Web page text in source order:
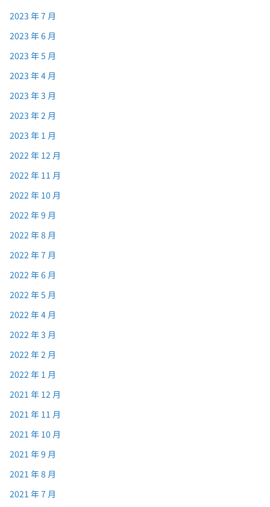
2023 年 7 月
2023 年 6 月
2023 年 5 月
2023 年 4 月
2023 年 3 月
2023 年 2 月
2023 年 1 月
2022 年 12 月
2022 年 11 月
2022 年 10 月
2022 年 9 月
2022 年 8 月
2022 年 7 月
2022 年 6 月
2022 年 5 月
2022 年 4 月
2022 年 3 月
2022 年 2 月
2022 年 1 月
2021 年 12 月
2021 年 11 月
2021 年 10 月
2021 年 9 月
2021 年 8 月
2021 年 7 月